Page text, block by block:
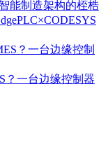
？一台边缘控制器